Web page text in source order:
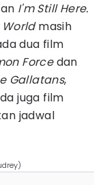
I'm Still Here.
masih
dua film
Forcedan
Gallatans,
juga film
jadwal